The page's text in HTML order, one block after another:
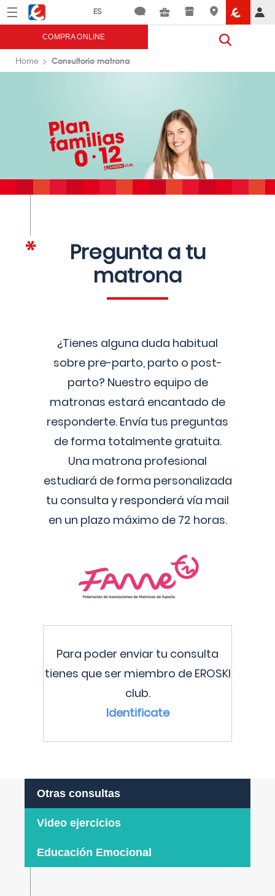
Menú Eroski
COMPRA ONLINE
Home Consultorio matrona
Pregunta a tu
matrona
¿Tienes alguna duda habitual
sobre pre-parto, parto o post-
parto? Nuestro equipo de
matronas estará encantado de
responderte. Envía tus preguntas
de forma totalmente gratuita.
Una matrona profesional
estudiará de forma personalizada
tu consulta y responderá vía mail
en un plazo máximo de 72 horas.
Para poder enviar tu consulta
tienes que ser miembro de EROSKI
club.
Identificate
Otras consultas
Video ejercicios
Educación Emocional